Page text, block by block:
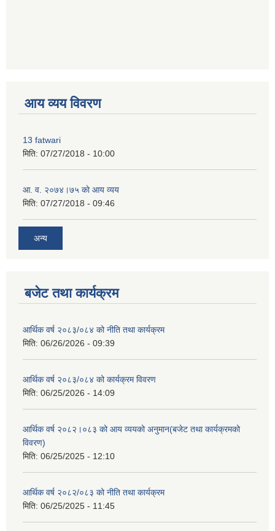
आय व्यय विवरण
13 fatwari
मिति: 07/27/2018 - 10:00
आ‍. व. २०७४।७५ काे आय व्यय
मिति: 07/27/2018 - 09:46
अन्य
बजेट तथा कार्यक्रम
आर्थिक वर्ष २०८३/०८४ को नीति तथा कार्यक्रम
मिति: 06/26/2026 - 09:39
आर्थिक वर्ष २०८३/०८४ को कार्यक्रम विवरण
मिति: 06/25/2026 - 14:09
आर्थिक वर्ष २०८२।०८३ को आय व्ययको अनुमान(बजेट तथा कार्यक्रमको
विवरण)
मिति: 06/25/2025 - 12:10
आर्थिक वर्ष २०८२/०८३ को नीति तथा कार्यक्रम
मिति: 06/25/2025 - 11:45